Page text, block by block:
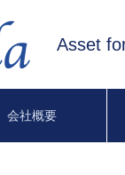
Asset
会社概要